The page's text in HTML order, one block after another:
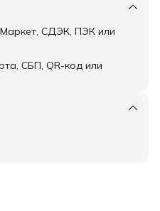
СДЭК, ПЭК или
СБП, QR-код или